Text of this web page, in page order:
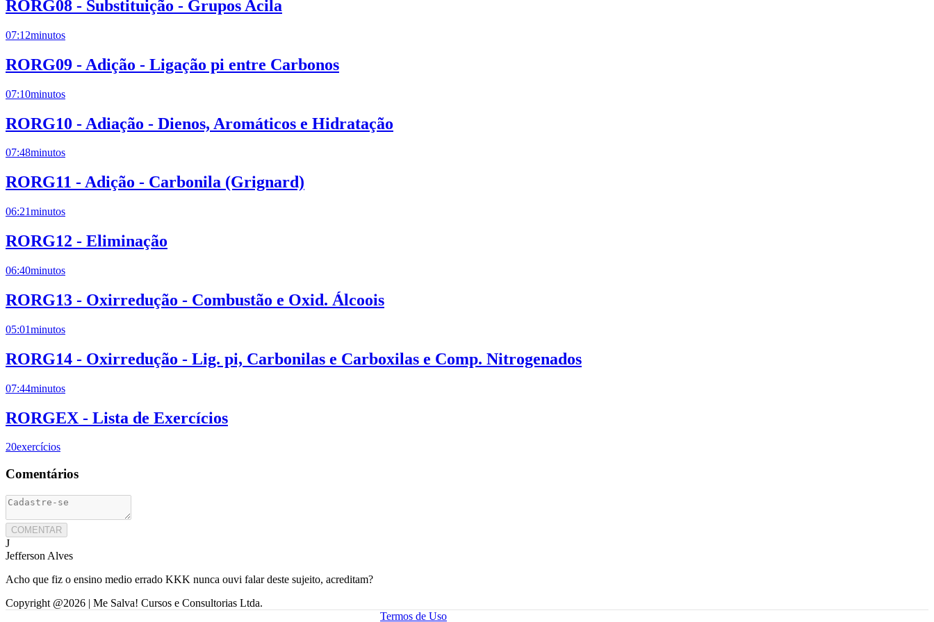
RORG08 - Substituição - Grupos Acila
07:12minutos
RORG09 - Adição - Ligação pi entre Carbonos
07:10minutos
RORG10 - Adiação - Dienos, Aromáticos e Hidratação
07:48minutos
RORG11 - Adição - Carbonila (Grignard)
06:21minutos
RORG12 - Eliminação
06:40minutos
RORG13 - Oxirredução - Combustão e Oxid. Álcoois
05:01minutos
RORG14 - Oxirredução - Lig. pi, Carbonilas e Carboxilas e Comp. Nitrogenados
07:44minutos
RORGEX - Lista de Exercícios
20exercícios
Comentários
COMENTAR
J
Jefferson Alves
Acho que fiz o ensino medio errado KKK nunca ouvi falar deste sujeito, acreditam?
Copyright @2026 | Me Salva! Cursos e Consultorias Ltda.
Termos de Uso